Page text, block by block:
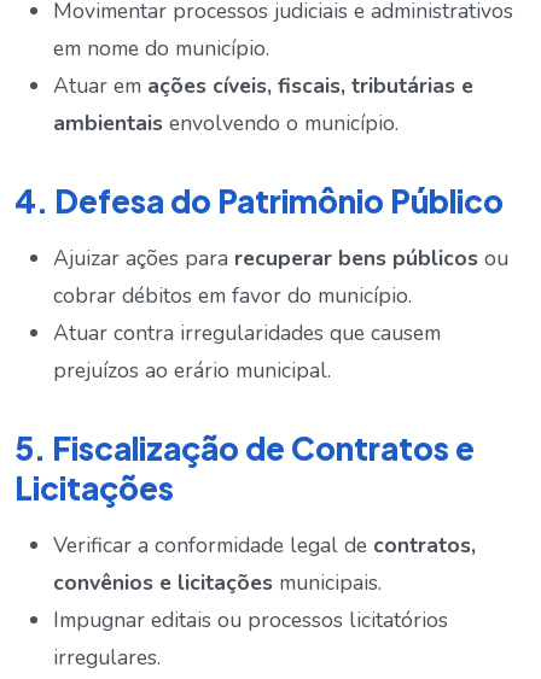
Movimentar processos judiciais e administrativos
em nome do município.
Atuar em ações cíveis, fiscais, tributárias e
ambientais envolvendo o município.
4. Defesa do Patrimônio Público
Ajuizar ações para recuperar bens públicos ou
cobrar débitos em favor do município.
Atuar contra irregularidades que causem
prejuízos ao erário municipal.
5. Fiscalização de Contratos e
Licitações
Verificar a conformidade legal de contratos,
convênios e licitações municipais.
Impugnar editais ou processos licitatórios
irregulares.